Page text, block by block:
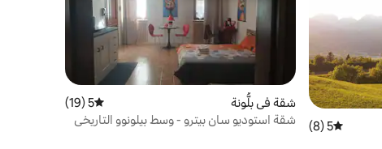
متوسط التقييم 5 من 5، 8 مراجعات
5 (8)
شقة في بِلُّونة متوسط التقييم 5 من 5، 19 مراجعات
5 (19)
شقة استوديو سان بيترو - وسط بيلونوو التاريخي